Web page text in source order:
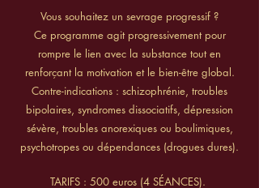
Vous souhaitez un sevrage progressif ?
Ce programme agit progressivement pour
rompre le lien avec la substance tout en
renforçant la motivation et le bien-être global.
​Contre-indications : schizophrénie, troubles
bipolaires, syndromes dissociatifs, dépression
sévère, troubles anorexiques ou boulimiques,
psychotropes ou dépendances (drogues dures).
TARIFS : 500 euros (4 SÉANCES).